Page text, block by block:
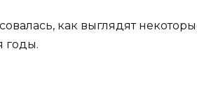
как выглядят
годы.